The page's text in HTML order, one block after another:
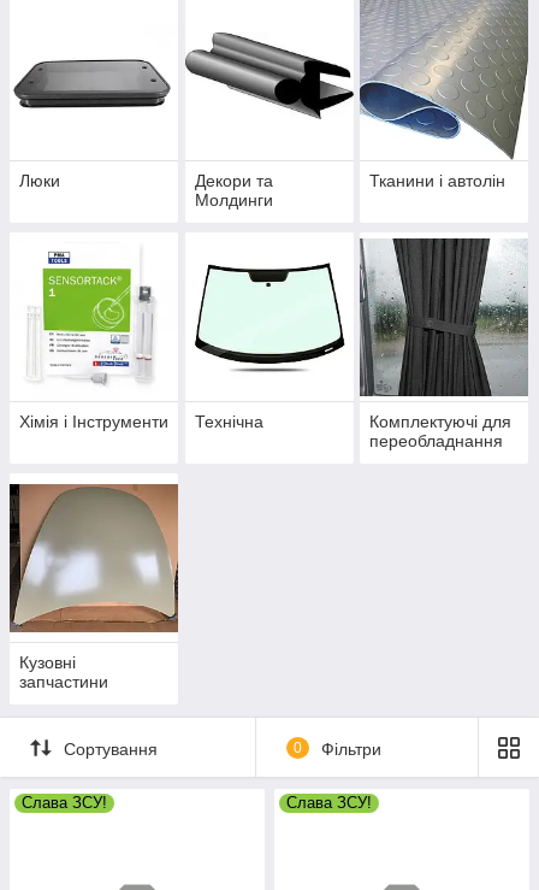
Люки
Декори та
Молдинги
Тканини і автолін
Хімія і Інструменти Технічна
Комплектуючі для
переобладнання
Кузовні
запчастини
Сортування 0 Фільтри
Слава ЗСУ! Слава ЗСУ!